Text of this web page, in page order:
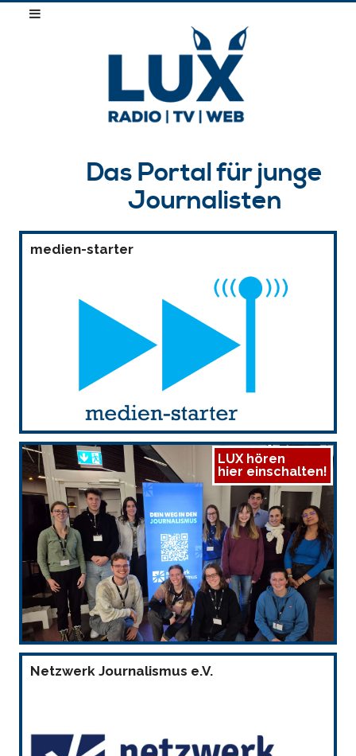
Das Portal für junge
Journalisten
medien-starter
LUX hören
hier einschalten!
Netzwerk Journalismus e.V.